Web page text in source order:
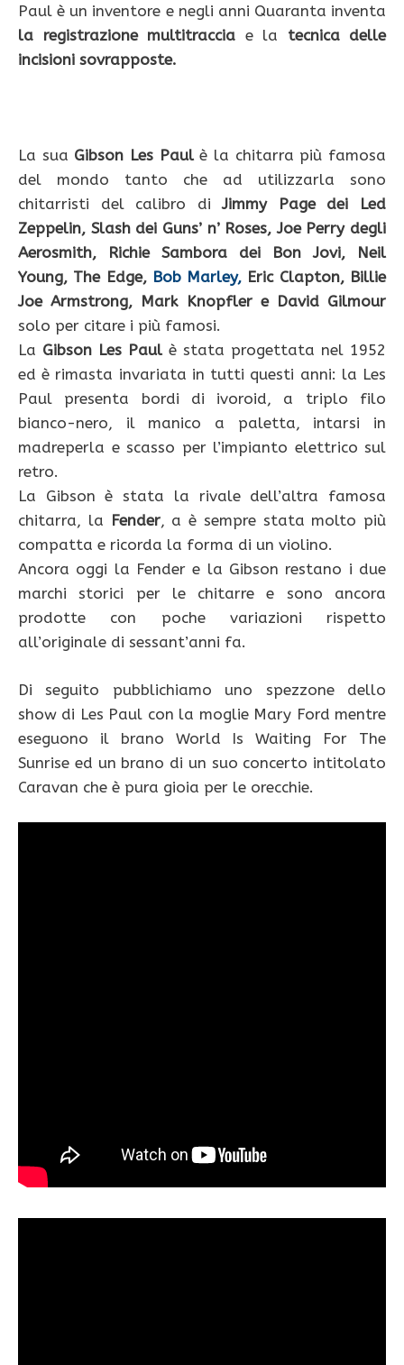
Paul è un inventore e negli anni Quaranta inventa
la registrazione multitraccia e la tecnica delle
incisioni sovrapposte.
La sua Gibson Les Paulè la chitarra più famosa
del mondo tanto che ad utilizzarla sono
chitarristi del calibro diJimmy Page dei Led
Zeppelin, Slash dei Guns’ n’ Roses, Joe Perry degli
Aerosmith, Richie Sambora dei Bon Jovi, Neil
Young, The Edge, Bob Marley, Eric Clapton, Billie
Joe Armstrong, Mark Knopfler e David Gilmour
solo per citare i più famosi.
La Gibson Les Paul è stata progettata nel 1952
ed è rimasta invariata in tutti questi anni: la Les
Paul presenta bordi di ivoroid, a triplo filo
bianco-nero, il manico a paletta, intarsi in
madreperla e scasso per l’impianto elettrico sul
retro.
La Gibson è stata la rivale dell’altra famosa
chitarra, la Fender, a è sempre stata molto più
compatta e ricorda la forma di un violino.
Ancora oggi la Fender e la Gibson restano i due
marchi storici per le chitarre e sono ancora
prodotte con poche variazioni rispetto
all’originale di sessant’anni fa.
Di seguito pubblichiamo uno spezzone dello
show di Les Paul con la moglie Mary Ford mentre
eseguono il brano World Is Waiting For The
Sunrise ed un brano di un suo concerto intitolato
Caravan che è pura gioia per le orecchie.